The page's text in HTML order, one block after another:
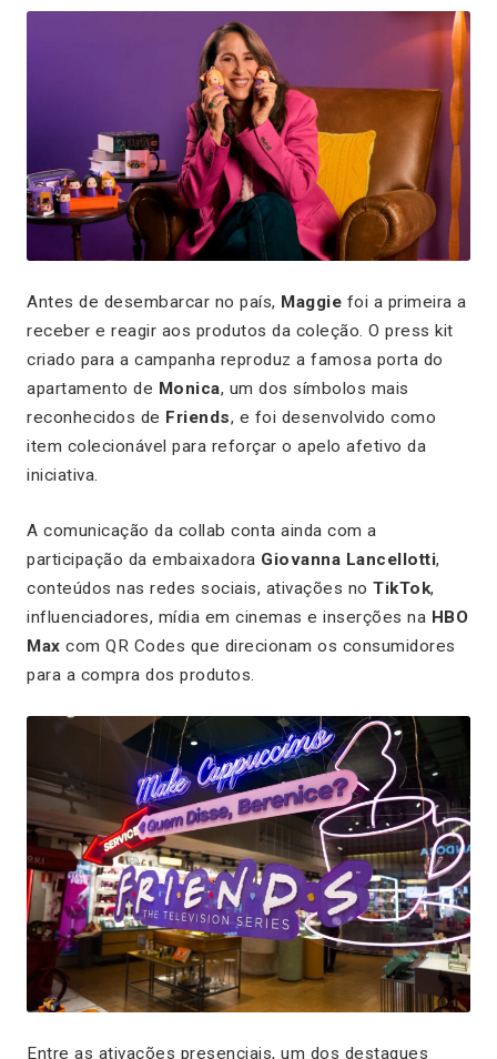
Antes de desembarcar no país, Maggie foi a primeira a
receber e reagir aos produtos da coleção. O press kit
criado para a campanha reproduz a famosa porta do
apartamento de Monica, um dos símbolos mais
reconhecidos de Friends, e foi desenvolvido como
item colecionável para reforçar o apelo afetivo da
iniciativa.
A comunicação da collab conta ainda com a
participação da embaixadora Giovanna Lancellotti,
conteúdos nas redes sociais, ativações no TikTok,
influenciadores, mídia em cinemas e inserções na HBO
Max com QR Codes que direcionam os consumidores
para a compra dos produtos.
Entre as ativações presenciais, um dos destaques